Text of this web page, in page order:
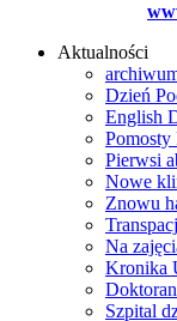
Aktualności
Dzień
English
Pomosty
Pierwsi
Nowe
Znowu
Na
Kronika
Szpital